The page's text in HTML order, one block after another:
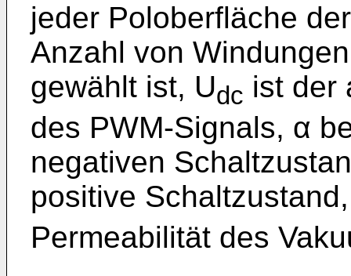
jeder Poloberfläche
Anzahl von
gewählt ist, Udc ist der
des PWM-Signals, α
negativen
positive
Permeabilität des